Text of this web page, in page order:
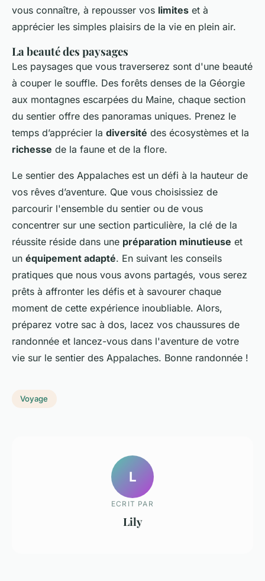
vous connaître, à repousser vos limites et à
apprécier les simples plaisirs de la vie en plein air.
La beauté des paysages
Les paysages que vous traverserez sont d'une beauté
à couper le souffle. Des forêts denses de la Géorgie
aux montagnes escarpées du Maine, chaque section
du sentier offre des panoramas uniques. Prenez le
temps d’apprécier la diversité des écosystèmes et la
richesse de la faune et de la flore.
Le sentier des Appalaches est un défi à la hauteur de
vos rêves d’aventure. Que vous choisissiez de
parcourir l'ensemble du sentier ou de vous
concentrer sur une section particulière, la clé de la
réussite réside dans une préparation minutieuse et
un équipement adapté. En suivant les conseils
pratiques que nous vous avons partagés, vous serez
prêts à affronter les défis et à savourer chaque
moment de cette expérience inoubliable. Alors,
préparez votre sac à dos, lacez vos chaussures de
randonnée et lancez-vous dans l'aventure de votre
vie sur le sentier des Appalaches. Bonne randonnée !
Voyage
L
ECRIT PAR
Lily